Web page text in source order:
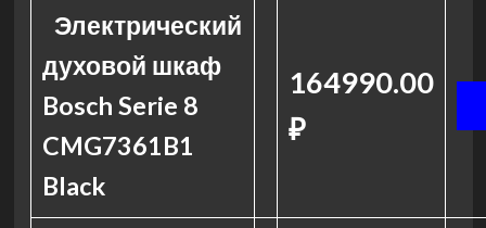
Электрический
духовой шкаф
Bosch Serie 8
CMG7361B1
Black
164990.00
₽